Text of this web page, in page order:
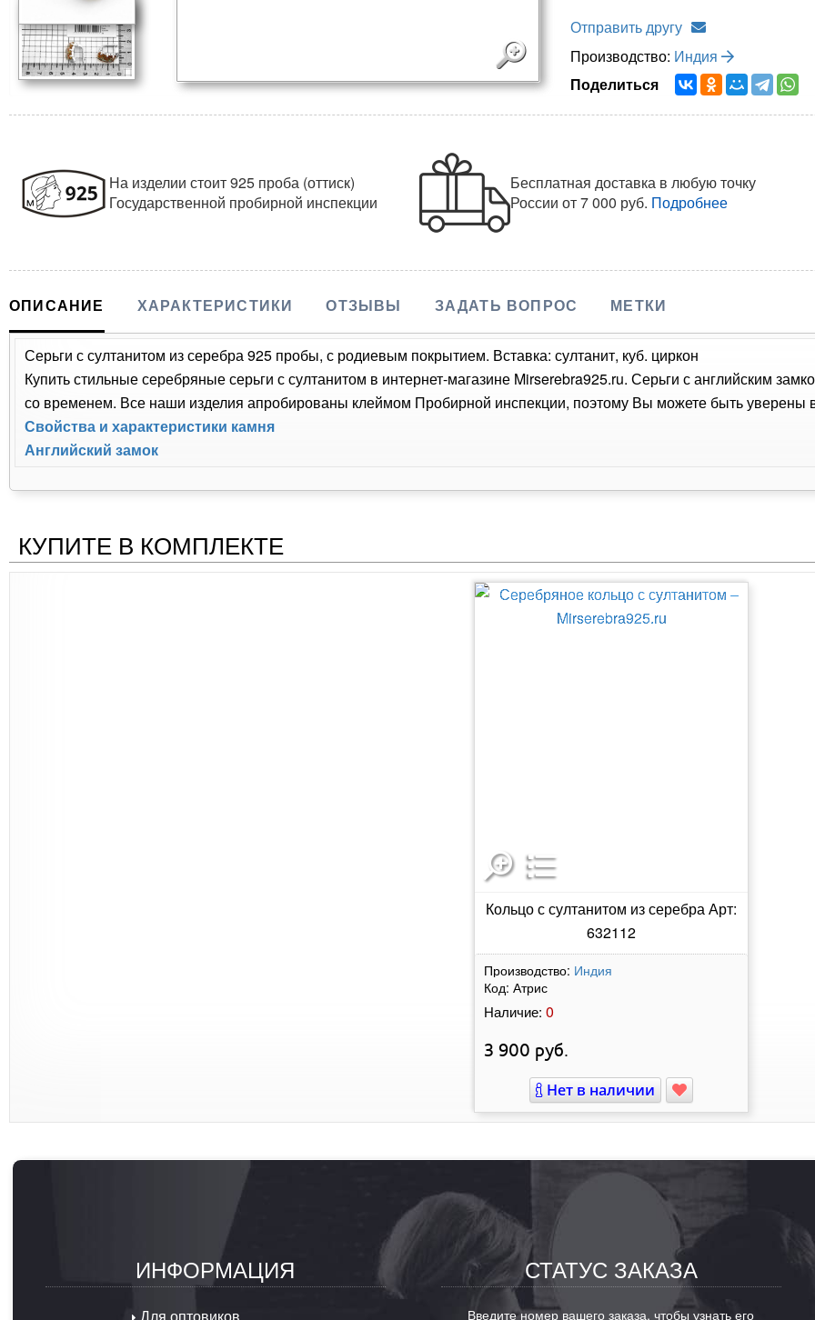
Отправить другу
Производство: Индия
Поделиться
На изделии стоит 925 проба (оттиск)
Государственной пробирной инспекции
Бесплатная доставка в любую точку
Россииот 7 000 руб. Подробнее
ОПИСАНИЕ ХАРАКТЕРИСТИКИ ОТЗЫВЫ ЗАДАТЬ ВОПРОС МЕТКИ
Серьги с султанитом из серебра 925 пробы, с родиевым покрытием. Вставка: султанит, куб. циркон
Купить стильные серебряные серьги с султанитом в интернет-магазине Mirserebra925.ru. Серьги с английским
со временем. Все наши изделия апробированы клеймом Пробирной инспекции, поэтому Вы можете быть уверены
Свойства и характеристики камня
Английский замок
КУПИТЕ В КОМПЛЕКТЕ
Кольцо с султанитом из серебра Арт:
632112
Производство: Индия
Код: Атрис
Наличие: 0
3 900 руб.
Нет в наличии
ИНФОРМАЦИЯ
Для оптовиков
СТАТУС ЗАКАЗА
Введите номер вашего заказа, чтобы узнать его